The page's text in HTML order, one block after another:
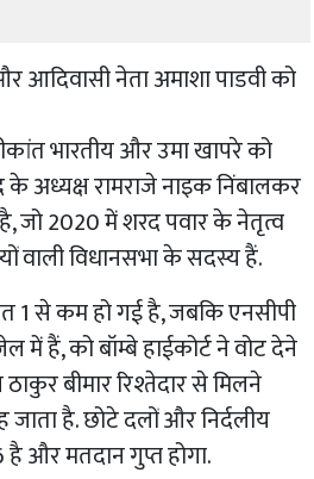
आदिवासी नेता अमाशा पाडवी को
भारतीय और उमा खापरे को
अध्यक्ष रामराजे नाइक निंबालकर
जो 2020 में शरद पवार के नेतृत्व
वाली विधानसभा के सदस्य हैं.
से कम हो गई है, जबकि एनसीपी
को बॉम्बे हाईकोर्ट ने वोट देने
बीमार रिश्तेदार से मिलने
है. छोटे दलों और निर्दलीय
है और मतदान गुप्त होगा.